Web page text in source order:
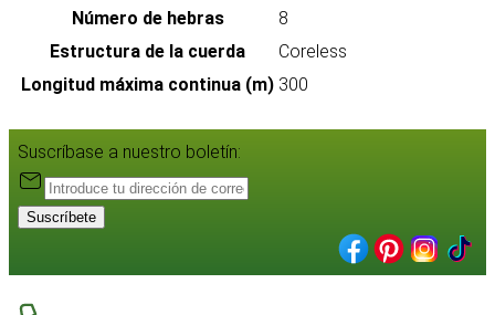
Número de hebras
8
Estructura de la cuerda
Coreless
Longitud máxima continua (m) 300
Suscríbase a nuestro boletín:
Suscríbete